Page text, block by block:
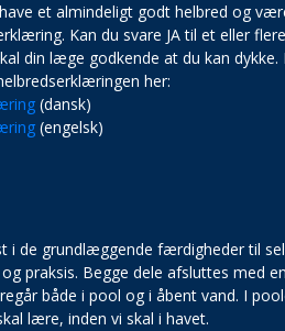
et almindeligt godt helbred og
Kan du svare JA til et eller
din læge godkende at du kan
her:
(dansk)
(engelsk)
i de grundlæggende færdigheder til
praksis. Begge dele afsluttes med
både i pool og i åbent vand. I
lære, inden vi skal i havet.